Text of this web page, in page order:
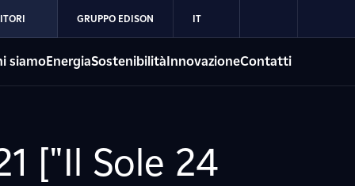
GRUPPO EDISON IT
siamoEnergiaSostenibilitàInnovazioneContatti
["Il Sole 24